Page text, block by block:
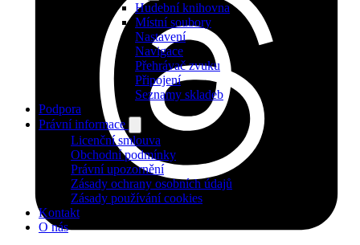
Hudební knihovna
Místní soubory
Nastavení
Navigace
Přehrávač zvuku
Připojení
Seznamy skladeb
Podpora
Právní informace
Licenční smlouva
Obchodní podmínky
Právní upozornění
Zásady ochrany osobních údajů
Zásady používání cookies
Kontakt
O nás